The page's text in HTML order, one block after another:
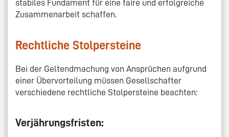
stabiles Fundament für eine faire und erfolgreiche
Zusammenarbeit schaffen.
Rechtliche Stolpersteine
Bei der Geltendmachung von Ansprüchen aufgrund
einer Übervorteilung müssen Gesellschafter
verschiedene rechtliche Stolpersteine beachten:
Verjährungsfristen: